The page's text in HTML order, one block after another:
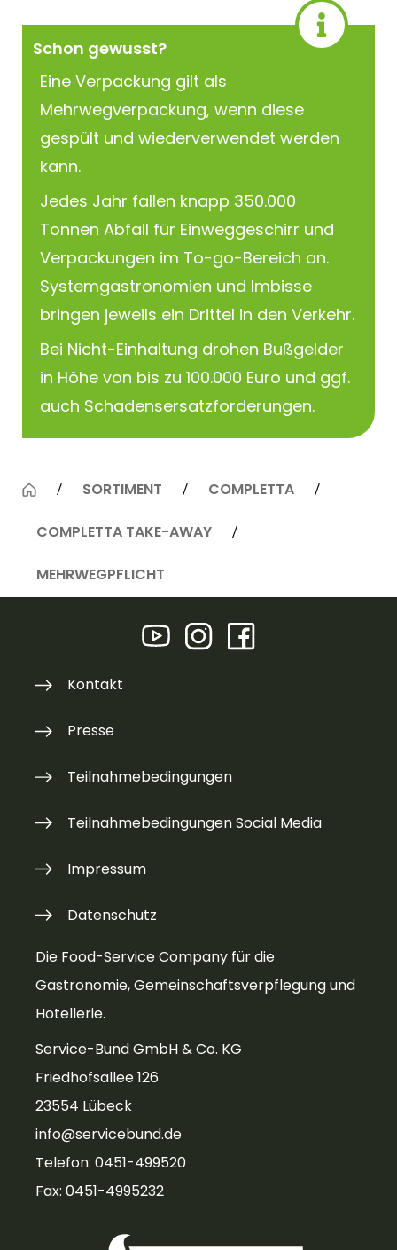
Eine Verpackung gilt als
Mehrwegverpackung, wenn diese
gespült und wiederverwendet werden
kann.
Jedes Jahr fallen knapp 350.000
Tonnen Abfall für Einweggeschirr und
Verpackungen im To-go-Bereich an.
Systemgastronomien und Imbisse
bringen jeweils ein Drittel in den Verkehr.
Bei Nicht-Einhaltung drohen Bußgelder
in Höhe von bis zu 100.000 Euro und ggf.
auch Schadensersatzforderungen.
Schon gewusst?
SORTIMENT COMPLETTA
COMPLETTA TAKE-AWAY
MEHRWEGPFLICHT
Die Food-Service Company für die
Gastronomie, Gemeinschaftsverpflegung und
Hotellerie.
Service-Bund GmbH & Co. KG
Friedhofsallee 126
23554 Lübeck
info@servicebund.de
Telefon: 0451-499520
Fax: 0451-4995232
Kontakt
Presse
Teilnahmebedingungen
Teilnahmebedingungen Social Media
Impressum
Datenschutz